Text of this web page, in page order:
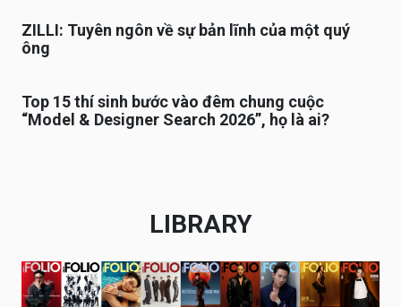
ZILLI: Tuyên ngôn về sự bản lĩnh của một quý
ông
Top 15 thí sinh bước vào đêm chung cuộc
“Model & Designer Search 2026”, họ là ai?
LIBRARY